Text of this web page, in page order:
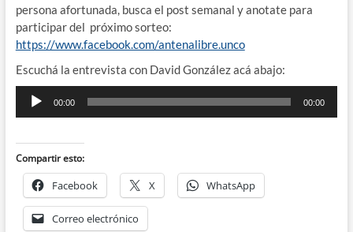
persona afortunada, busca el post semanal y anotate para
participar del próximo sorteo:
https://www.facebook.com/antenalibre.unco
Escuchá la entrevista con David González acá abajo:
Reproductor
00:00 00:00
Compartir esto:
Facebook X WhatsApp
Correo electrónico